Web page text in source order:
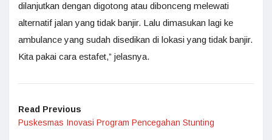
dilanjutkan dengan digotong atau dibonceng melewati
alternatif jalan yang tidak banjir. Lalu dimasukan lagi ke
ambulance yang sudah disedikan di lokasi yang tidak banjir.
Kita pakai cara estafet,” jelasnya.
Read Previous
Puskesmas Inovasi Program Pencegahan Stunting